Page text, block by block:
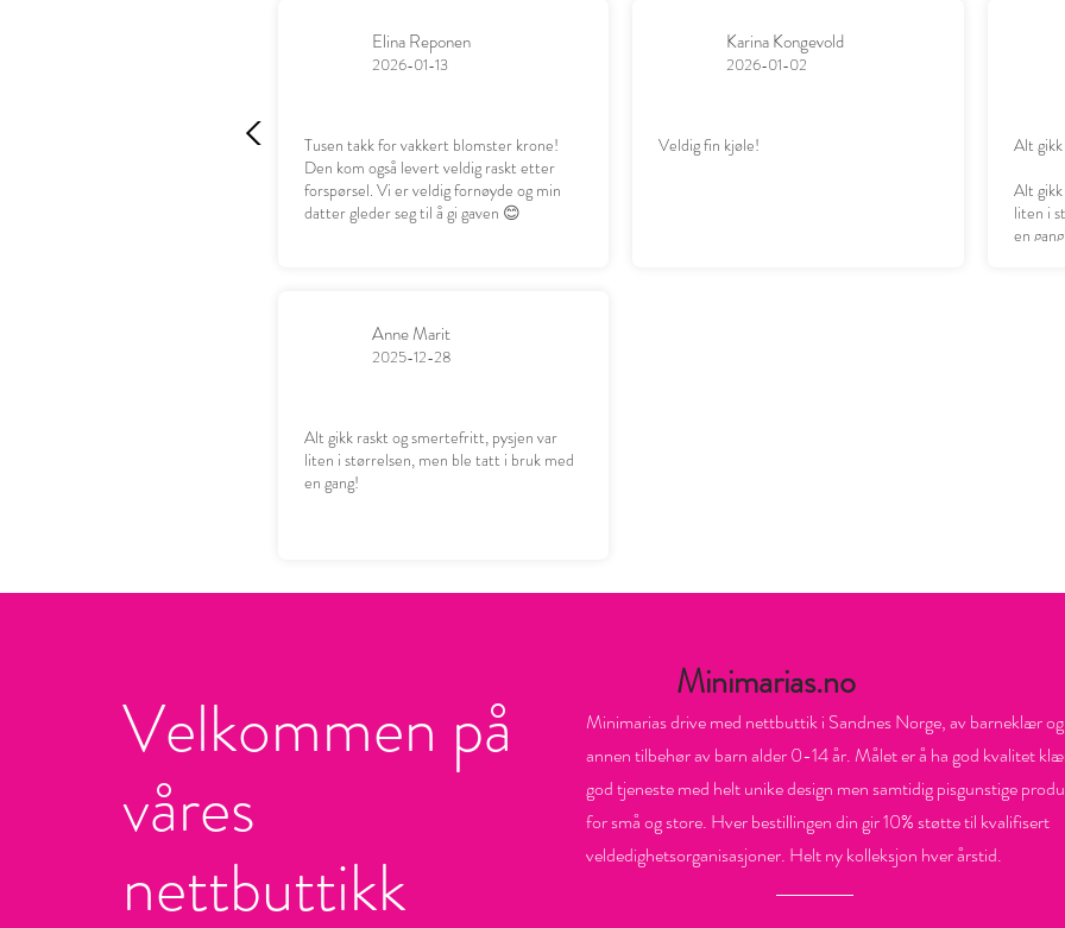
Elina Reponen
2026-01-13
Tusen takk for vakkert blomster krone!
Den kom også levert veldig raskt etter
forspørsel. Vi er veldig fornøyde og min
datter gleder seg til å gi gaven 😊
Karina Kongevold
2026-01-02
Veldig fin kjøle!
Alt
Alt
liten i
en
Anne Marit
2025-12-28
Alt gikk raskt og smertefritt, pysjen var
liten i størrelsen, men ble tatt i bruk med
en gang!
Velkommen på
våres
nettbuttikk
Minimarias.no
Minimarias drive med nettbuttik i Sandnes Norge, av barneklær og
annen tilbehør av barn alder 0-14 år. Målet er å ha god kvalitet
god tjeneste med helt unike design men samtidig pisgunstige
for små og store. Hver bestillingen din gir 10% støtte til kvalifisert
veldedighetsorganisasjoner. Helt ny kolleksjon hver årstid.